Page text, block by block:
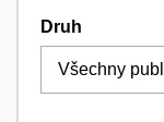
Druh